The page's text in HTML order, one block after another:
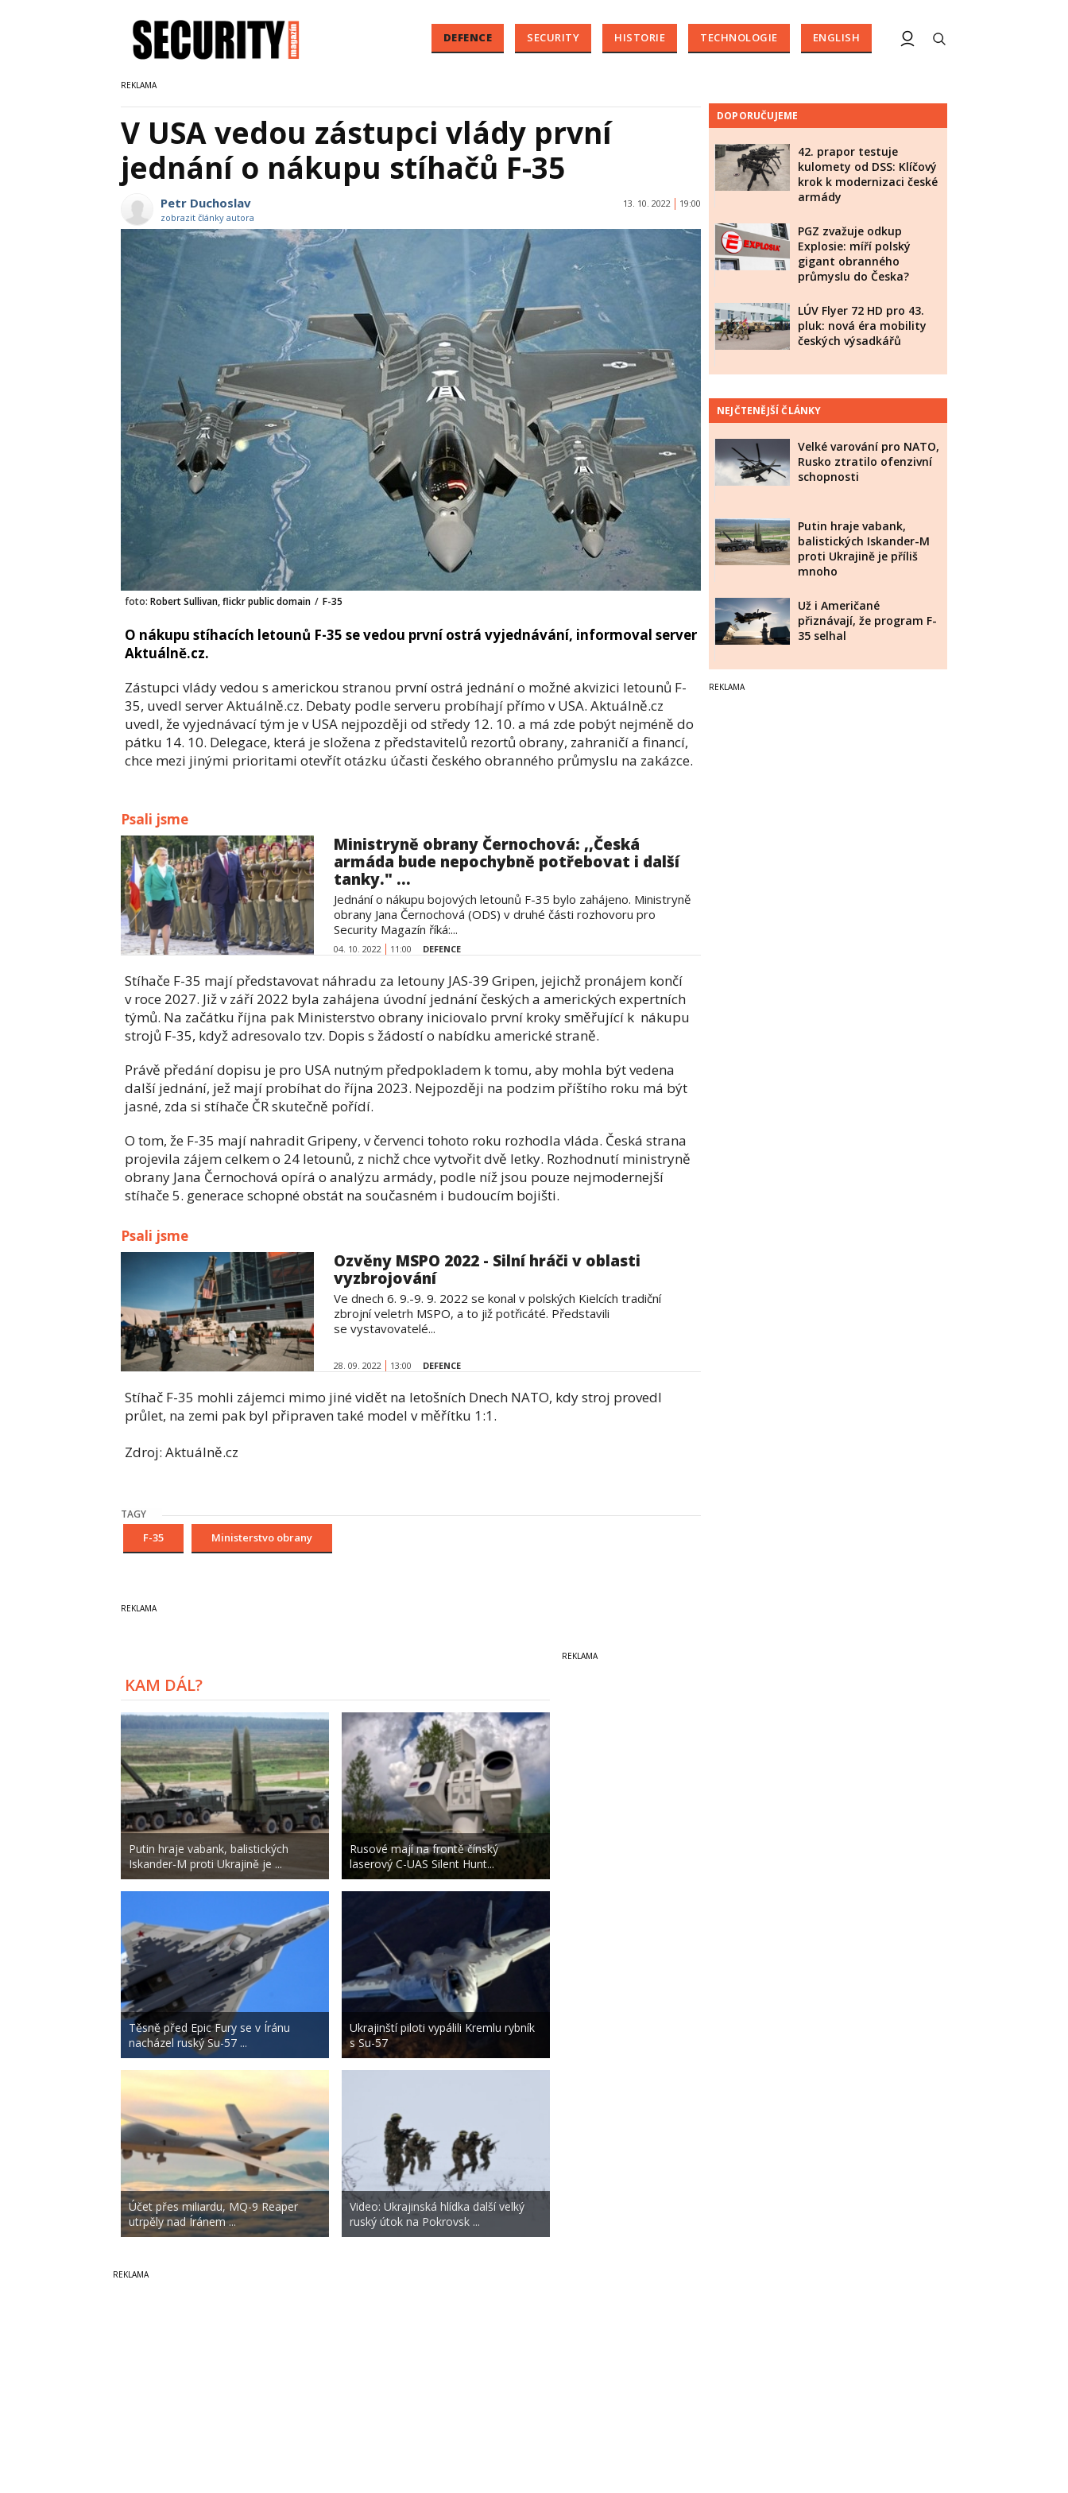
DEFENCE SECURITY HISTORIE TECHNOLOGIE ENGLISH
V USA vedou zástupci vlády první
jednání o nákupu stíhačů F-35
Petr Duchoslav
zobrazit články autora
13. 10. 2022 19:00
foto: Robert Sullivan, flickr public domain / F-35
O nákupu stíhacích letounů F-35 se vedou první ostrá vyjednávání, informoval server
Aktuálně.cz.
Zástupci vlády vedou s americkou stranou první ostrá jednání o možné akvizici letounů F-
35, uvedl server Aktuálně.cz. Debaty podle serveru probíhají přímo v USA. Aktuálně.cz
uvedl, že vyjednávací tým je v USA nejpozději od středy 12. 10. a má zde pobýt nejméně do
pátku 14. 10. Delegace, která je složena z představitelů rezortů obrany, zahraničí a financí,
chce mezi jinými prioritami otevřít otázku účasti českého obranného průmyslu na zakázce.
Psali jsme
Ministryně obrany Černochová: ,,Česká
armáda bude nepochybně potřebovat i další
tanky." ...
Jednání o nákupu bojových letounů F-35 bylo zahájeno. Ministryně
obrany Jana Černochová (ODS) v druhé části rozhovoru pro
Security Magazín říká:...
04. 10. 2022 11:00 DEFENCE
Stíhače F-35 mají představovat náhradu za letouny JAS-39 Gripen, jejichž pronájem končí
v roce 2027. Již v září 2022 byla zahájena úvodní jednání českých a amerických expertních
týmů. Na začátku října pak Ministerstvo obrany iniciovalo první kroky směřující k nákupu
strojů F-35, když adresovalo tzv. Dopis s žádostí o nabídku americké straně.
Právě předání dopisu je pro USA nutným předpokladem k tomu, aby mohla být vedena
další jednání, jež mají probíhat do října 2023. Nejpozději na podzim příštího roku má být
jasné, zda si stíhače ČR skutečně pořídí.
O tom, že F-35 mají nahradit Gripeny, v červenci tohoto roku rozhodla vláda. Česká strana
projevila zájem celkem o 24 letounů, z nichž chce vytvořit dvě letky. Rozhodnutí ministryně
obrany Jana Černochová opírá o analýzu armády, podle níž jsou pouze nejmodernejší
stíhače 5. generace schopné obstát na současném i budoucím bojišti.
Psali jsme
Ozvěny MSPO 2022 - Silní hráči v oblasti
vyzbrojování
Ve dnech 6. 9.-9. 9. 2022 se konal v polských Kielcích tradiční
zbrojní veletrh MSPO, a to již potřicáté. Představili
se vystavovatelé...
28. 09. 2022 13:00 DEFENCE
Stíhač F-35 mohli zájemci mimo jiné vidět na letošních Dnech NATO, kdy stroj provedl
průlet, na zemi pak byl připraven také model v měřítku 1:1.
Zdroj: Aktuálně.cz
TAGY
F-35 Ministerstvo obrany
DOPORUČUJEME
42. prapor testuje
kulomety od DSS: Klíčový
krok k modernizaci české
armády
PGZ zvažuje odkup
Explosie: míří polský
gigant obranného
průmyslu do Česka?
LÚV Flyer 72 HD pro 43.
pluk: nová éra mobility
českých výsadkářů
NEJČTENĚJŠÍ ČLÁNKY
Velké varování pro NATO,
Rusko ztratilo ofenzivní
schopnosti
Putin hraje vabank,
balistických Iskander-M
proti Ukrajině je příliš
mnoho
Už i Američané
přiznávají, že program F-
35 selhal
KAM DÁL?
Putin hraje vabank, balistických
Iskander-M proti Ukrajině je ...
Těsně před Epic Fury se v Íránu
nacházel ruský Su-57 ...
Účet přes miliardu, MQ-9 Reaper
utrpěly nad Íránem ...
Rusové mají na frontě čínský
laserový C-UAS Silent Hunt...
Ukrajinští piloti vypálili Kremlu rybník
s Su-57
Video: Ukrajinská hlídka další velký
ruský útok na Pokrovsk ...